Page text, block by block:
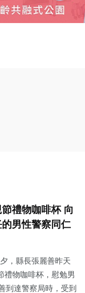
禮物咖啡杯 向
男性警察同仁
，縣長張麗善昨天
禮物咖啡杯，慰勉男
到達警察局時，受到